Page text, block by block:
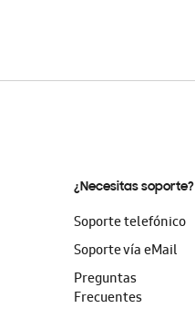
¿Necesitas soporte?
Soporte telefónico
Soporte vía eMail
Preguntas
Frecuentes